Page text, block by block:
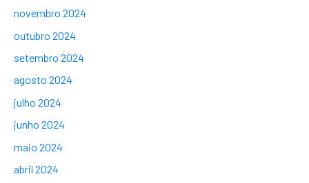
novembro 2024
outubro 2024
setembro 2024
agosto 2024
julho 2024
junho 2024
maio 2024
abril 2024